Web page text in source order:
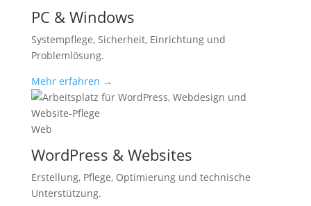
PC & Windows
Systempflege, Sicherheit, Einrichtung und
Problemlösung.
Mehr erfahren →
Web
WordPress & Websites
Erstellung, Pflege, Optimierung und technische
Unterstützung.